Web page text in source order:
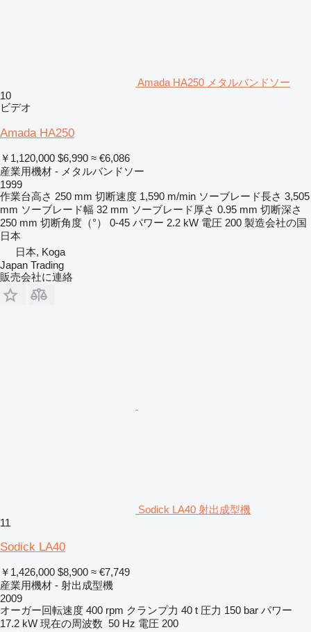
Amada HA250 メタルバンドソー
10
ビデオ
Amada HA250
￥1,120,000 $6,990 ≈ €6,086
産業用機材 - メタルバンドソー
1999
作業台高さ 250 mm 切断速度 1,590 m/min ソーブレード長さ 3,505
mm ソーブレード幅 32 mm ソーブレード厚さ 0.95 mm 切断深さ
250 mm 切断角度（°） 0-45 パワー 2.2 kW 電圧 200 製造会社の国
日本
日本, Koga
Japan Trading
販売会社に連絡
Sodick LA40 射出成型機
11
Sodick LA40
￥1,426,000 $8,900 ≈ €7,749
産業用機材 - 射出成型機
2009
オーガー回転速度 400 rpm クランプ力 40 t 圧力 150 bar パワー
17.2 kW 現在の周波数 50 Hz 電圧 200